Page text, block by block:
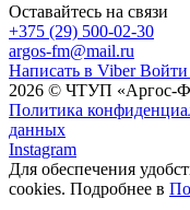
Оставайтесь на связи
+375 (29) 500-02-30
argos-fm@mail.ru
Написать в Viber Войти
2026 © ЧТУП «Аргос-
Политика
данных
Instagram
Для обеспечения
cookies. Подробнее в